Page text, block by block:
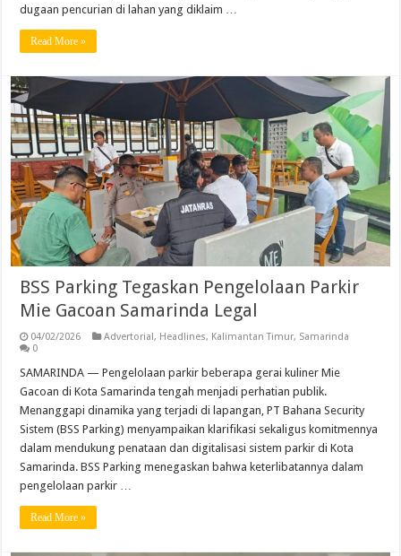
dugaan pencurian di lahan yang diklaim …
Read More »
BSS Parking Tegaskan Pengelolaan Parkir
Mie Gacoan Samarinda Legal
04/02/2026 Advertorial, Headlines, Kalimantan Timur, Samarinda
0
SAMARINDA — Pengelolaan parkir beberapa gerai kuliner Mie
Gacoan di Kota Samarinda tengah menjadi perhatian publik.
Menanggapi dinamika yang terjadi di lapangan, PT Bahana Security
Sistem (BSS Parking) menyampaikan klarifikasi sekaligus komitmennya
dalam mendukung penataan dan digitalisasi sistem parkir di Kota
Samarinda. BSS Parking menegaskan bahwa keterlibatannya dalam
pengelolaan parkir …
Read More »